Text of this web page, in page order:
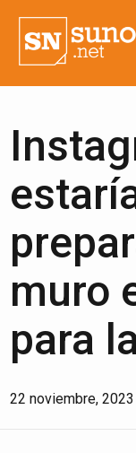
muro
para
22 noviembre, 2023